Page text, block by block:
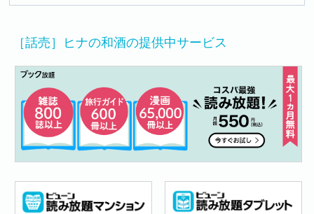
［話売］ヒナの和酒の提供中サービス